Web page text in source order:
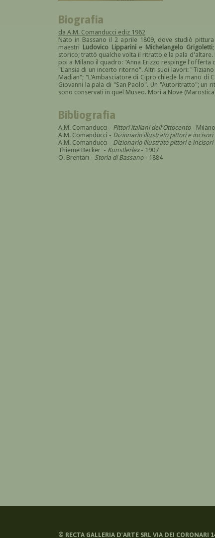
Biografia
da A.M. Comanducci ediz 1962
Nato in Bassano il 2 aprile 1809, dove studiò
maestri Ludovico Lipparinie Michelangelo Grigoletti
storico; trattò qualche volta il ritratto e la pala
poi a Milano il quadro: "Anna Erizzo respinge
"L'ansia di un incerto ritorno". Altri suoi lavori:
Madian"; "L'Ambasciatore di Cipro chiede la mano di
Giovanni la pala di "San Paolo". Un "Autoritratto"; un
sono conservati in quel Museo. Morì a Nove
Bibliografia
A.M. Comanducci - Pittori italiani dell'Ottocento-
A.M. Comanducci - Dizionario illustrato pittori e
A.M. Comanducci - Dizionario illustrato pittori e
Thieme Becker - Kunstlerlex- 1907
O. Brentari - Storia di Bassano- 1884
© RECTA GALLERIA D'ARTE SRL VIA DEI